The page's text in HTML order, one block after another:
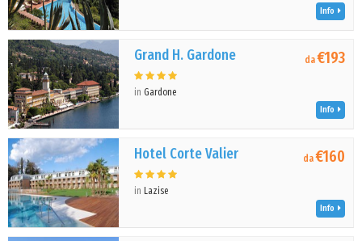
Info
Grand H. Gardone
inGardone
da€193
Info
Hotel Corte Valier
in Lazise
da€160
Info